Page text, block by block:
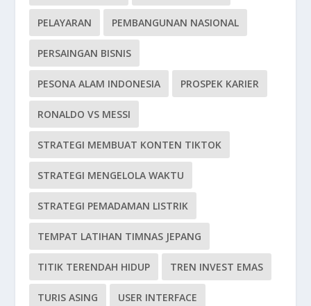
PELAYARAN PEMBANGUNAN NASIONAL
PERSAINGAN BISNIS
PESONA ALAM INDONESIA PROSPEK KARIER
RONALDO VS MESSI
STRATEGI MEMBUAT KONTEN TIKTOK
STRATEGI MENGELOLA WAKTU
STRATEGI PEMADAMAN LISTRIK
TEMPAT LATIHAN TIMNAS JEPANG
TITIK TERENDAH HIDUP TREN INVEST EMAS
TURIS ASING USER INTERFACE